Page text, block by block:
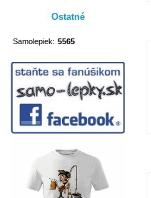
Ostatné
Samolepiek: 5565